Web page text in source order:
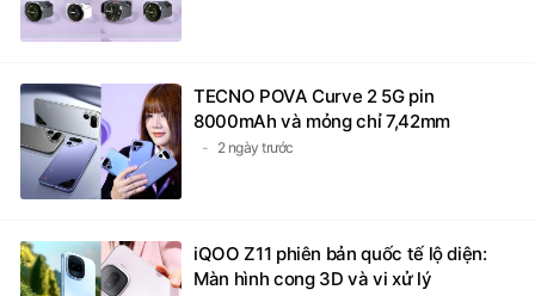
8000mAh và mỏng chỉ 7,42mm
2 ngày trước
Màn hình cong 3D và vi xử lý
Dimensity 7500 Turbo